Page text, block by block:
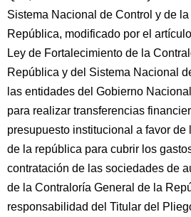
Sistema Nacional de Control y de
República, modificado por el
Ley de Fortalecimiento de la
República y del Sistema Nacional
las entidades del Gobierno
para realizar transferencias
presupuesto institucional a favor de
de la república para cubrir los
contratación de las sociedades de
de la Contraloría General de la
responsabilidad del Titular del